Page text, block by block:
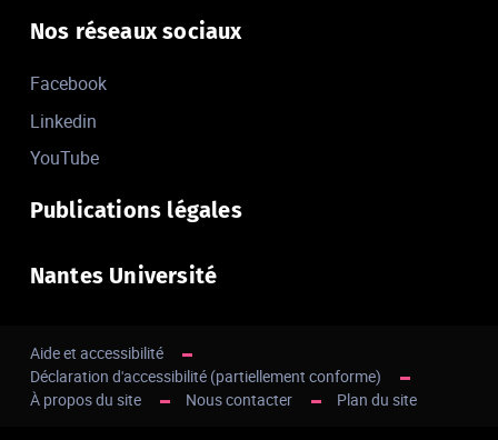
Nos réseaux sociaux
Facebook
Linkedin
YouTube
Publications légales
Nantes Université
Aide et accessibilité
Déclaration d'accessibilité (partiellement conforme)
À propos du site
Nous contacter Plan du site